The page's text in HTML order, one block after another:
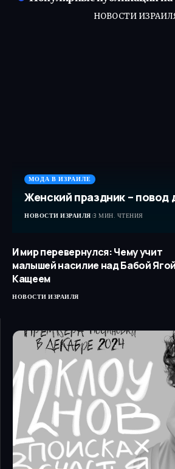
НОВОСТИ
МОДА В ИЗРАИЛЕ
Женский праздник – повод
НОВОСТИ ИЗРАИЛЯ 3 МИН. ЧТЕНИЯ
И мир перевернулся: Чему учит
малышей насилие над Бабой
Кащеем
НОВОСТИ ИЗРАИЛЯ